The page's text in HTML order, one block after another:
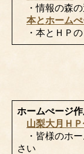
・情報の森
本とホーム
・本とＨＰ
ホームぺージ
山梨大月Ｈ
・皆様のホー
さい